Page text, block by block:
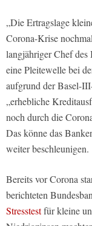
„Die Ertragslage
Corona-Krise
langjähriger Chef des
eine Pleitewelle bei
aufgrund der Basel-
„erhebliche
noch durch die
Das könne das
weiter beschleunigen.
Bereits vor Corona
berichteten
Stresstestfür kleine